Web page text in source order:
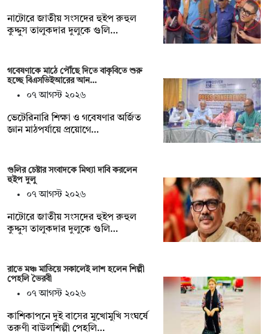
নাটোরে জাতীয় সংসদের হুইপ রুহুল
কুদ্দুস তালুকদার দুলুকে গুলি…
গবেষণাকে মাঠে পৌঁছে দিতে বাকৃবিতে শুরু
হচ্ছে বিএসভিইআরের আন…
০৭ আগস্ট ২০২৬
ভেটেরিনারি শিক্ষা ও গবেষণার অর্জিত
জ্ঞান মাঠপর্যায়ে প্রয়োগে…
গুলির চেষ্টার সংবাদকে মিথ্যা দাবি করলেন
হুইপ দুলু
০৭ আগস্ট ২০২৬
নাটোরে জাতীয় সংসদের হুইপ রুহুল
কুদ্দুস তালুকদার দুলুকে গুলি…
রাতে মঞ্চ মাতিয়ে সকালেই লাশ হলেন শিল্পী
পেহলি ভৈরবী
০৭ আগস্ট ২০২৬
কাশিকাপনে দুই বাসের মুখোমুখি সংঘর্ষে
তরুণী বাউলশিল্পী পেহলি…